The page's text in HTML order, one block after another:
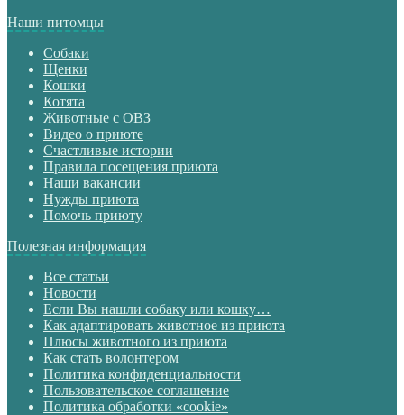
Наши питомцы
Собаки
Щенки
Кошки
Котята
Животные с ОВЗ
Видео о приюте
Счастливые истории
Правила посещения приюта
Наши вакансии
Нужды приюта
Помочь приюту
Полезная информация
Все статьи
Новости
Если Вы нашли собаку или кошку…
Как адаптировать животное из приюта
Плюсы животного из приюта
Как стать волонтером
Политика конфиденциальности
Пользовательское соглашение
Политика обработки «cookie»